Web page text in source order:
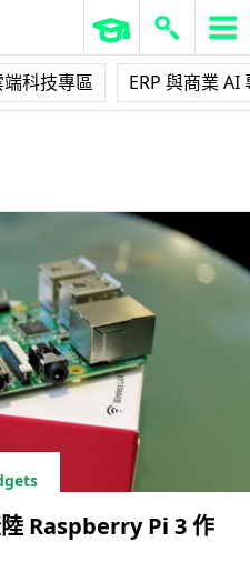
科技專區 ERP 與商業 AI
Raspberry Pi 3 作